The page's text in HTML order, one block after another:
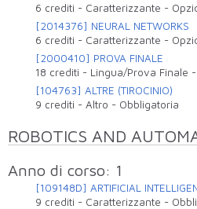
6 crediti - Caratterizzante -
[2014376] NEURAL NETWORKS
6 crediti - Caratterizzante -
[2000410] PROVA FINALE
18 crediti - Lingua/Prova Finale -
[104763] ALTRE (TIROCINIO)
9 crediti -Altro - Obbligatoria
ROBOTICS AND
Anno di corso: 1
[109148D] ARTIFICIAL
9 crediti - Caratterizzante -